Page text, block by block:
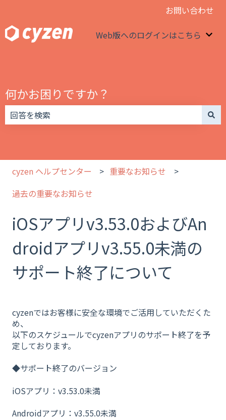
お問い合わせ
Web版へのログインはこちら
何かお困りですか？
cyzen ヘルプセンター
重要なお知らせ
過去の重要なお知らせ
iOSアプリv3.53.0およびAn
droidアプリv3.55.0未満の
サポート終了について
cyzenではお客様に安全な環境でご活用していただくた
め、
以下のスケジュールでcyzenアプリのサポート終了を予
定しております。
◆サポート終了のバージョン
iOSアプリ：v3.53.0未満
Androidアプリ：v3.55.0未満